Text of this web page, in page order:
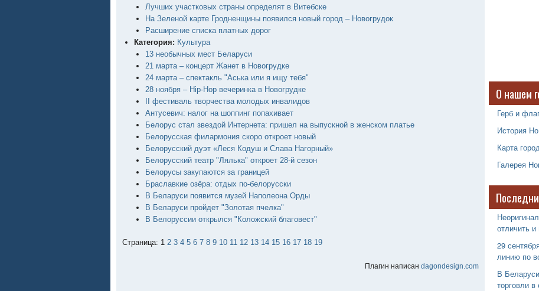
Лучших участковых страны определят в Витебске
На Зеленой карте Гродненщины появился новый город – Новогрудок
Расширение списка платных дорог
Категория: Культура
13 необычных мест Беларуси
21 марта – концерт Жанет в Новогрудке
24 марта – спектакль "Аська или я ищу тебя"
28 ноября – Hip-Hop вечеринка в Новогрудке
II фестиваль творчества молодых инвалидов
Антусевич: налог на шоппинг попахивает
Белорус стал звездой Интернета: пришел на выпускной в женском платье
Белорусская филармония скоро откроет новый
Белорусский дуэт «Леся Кодуш и Слава Нагорный»
Белорусский театр "Лялька" откроет 28-й сезон
Белорусы закупаются за границей
Браславкие озёра: отдых по-белорусски
В Беларуси появится музей Наполеона Орды
В Беларуси пройдет "Золотая пчелка"
В Белоруссии открылся "Коложский благовест"
Страница: 1 2 3 4 5 6 7 8 9 10 11 12 13 14 15 16 17 18 19
Плагин написан dagondesign.com
О нашем
Герб и
История
Карта
Галерея
отличить и
29
линию по
В
торговли в